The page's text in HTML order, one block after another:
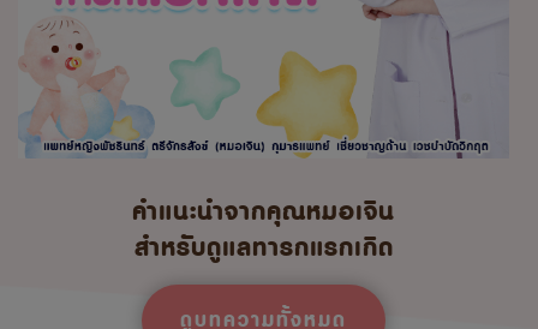
คำแนะนำจากคุณหมอเจิน
สำหรับดูแลทารกแรกเกิด
ดูบทความทั้งหมด